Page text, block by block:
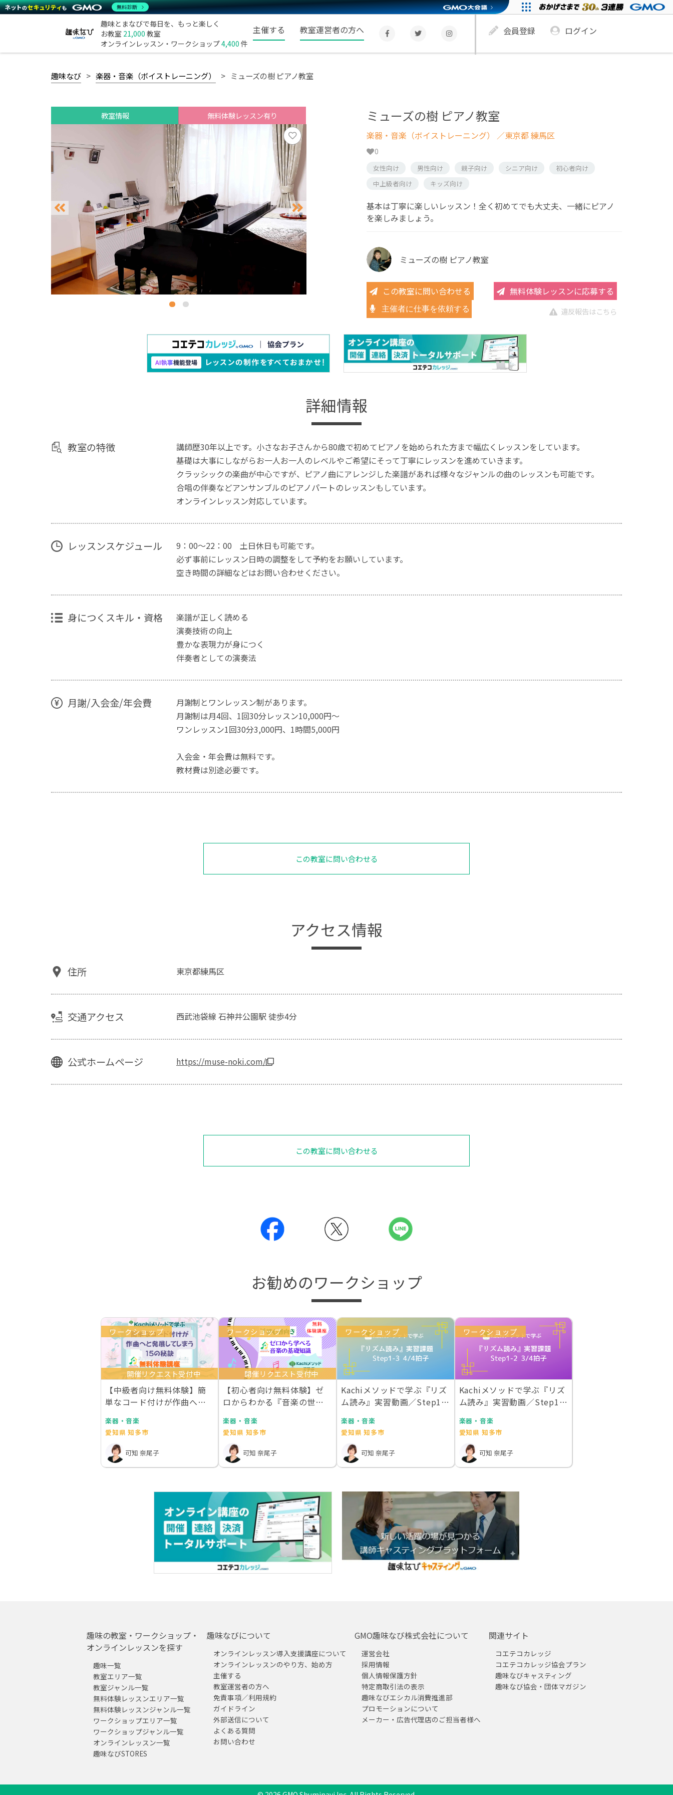
趣味とまなびで毎日を、もっと楽しく
お教室 21,000 教室
オンラインレッスン・ワークショップ4,400 件
主催する 教室運営者の方へ 会員登録 ログイン
趣味なび 楽器・音楽（ボイストレーニング） ミューズの樹 ピアノ教室
教室情報 無料体験レッスン有り ミューズの樹 ピアノ教室
楽器・音楽（ボイストレーニング） ／東京都 練馬区
0
女性向け 男性向け 親子向け シニア向け
初心者向け
中上級者向け
キッズ向け
基本は丁寧に楽しいレッスン！全く初めてでも大丈夫、一緒にピアノ
を楽しみましょう。
ミューズの樹 ピアノ教室
この教室に問い合わせる 無料体験レッスンに応募する
主催者に仕事を依頼する 違反報告はこちら
詳細情報
教室の特徴
講師歴30年以上です。小さなお子さんから80歳で初めてピアノを始められた方まで幅広くレッスンをしています。
基礎は大事にしながらお一人お一人のレベルやご希望にそって丁寧にレッスンを進めていきます。
クラッシックの楽曲が中心ですが、ピアノ曲にアレンジした楽譜があれば様々なジャンルの曲のレッスンも可能です。
合唱の伴奏などアンサンブルのピアノパートのレッスンもしています。
オンラインレッスン対応しています。
レッスンスケジュール
9：00～22：00 土日休日も可能です。
必ず事前にレッスン日時の調整をして予約をお願いしています。
空き時間の詳細などはお問い合わせください。
身につくスキル・資格
楽譜が正しく読める
演奏技術の向上
豊かな表現力が身につく
伴奏者としての演奏法
月謝/入会金/年会費
月謝制とワンレッスン制があります。
月謝制は月4回、1回30分レッスン10,000円～
ワンレッスン1回30分3,000円、1時間5,000円
入会金・年会費は無料です。
教材費は別途必要です。
この教室に問い合わせる
アクセス情報
住所 東京都練馬区
交通アクセス 西武池袋線 石神井公園駅 徒歩4分
公式ホームページ https://muse-noki.com/
この教室に問い合わせる
お勧めのワークショップ
ワークショップ
開催リクエスト受付中
【中級者向け無料体験】簡
単なコード付けが作曲へと
楽器・音楽
愛知県 知多市
可知 奈尾子
ワークショップ
開催リクエスト受付中
【初心者向け無料体験】ゼ
ロからわかる『音楽の世界
楽器・音楽
愛知県 知多市
可知 奈尾子
ワークショップ
Kachiメソッドで学ぶ『リズ
ム読み』実習動画／Step1-3
楽器・音楽
愛知県 知多市
可知 奈尾子
ワークショップ
Kachiメソッドで学ぶ『リズ
ム読み』実習動画／Step1-2
楽器・音楽
愛知県 知多市
可知 奈尾子
趣味の教室・ワークショップ・
オンラインレッスンを探す
趣味一覧
教室エリア一覧
教室ジャンル一覧
無料体験レッスンエリア一覧
無料体験レッスンジャンル一覧
ワークショップエリア一覧
ワークショップジャンル一覧
オンラインレッスン一覧
趣味なびSTORES
趣味なびについて
オンラインレッスン導入支援講座について
オンラインレッスンのやり方、始め方
主催する
教室運営者の方へ
免責事項／利用規約
ガイドライン
外部送信について
よくある質問
お問い合わせ
GMO趣味なび株式会社について
運営会社
採用情報
個人情報保護方針
特定商取引法の表示
趣味なびエシカル消費推進部
プロモーションについて
メーカー・広告代理店のご担当者様へ
関連サイト
コエテコカレッジ
コエテコカレッジ協会プラン
趣味なびキャスティング
趣味なび協会・団体マガジン
無料診断